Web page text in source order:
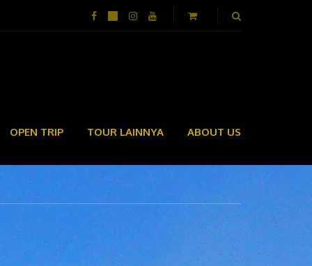
OPEN TRIP TOUR LAINNYA ABOUT US